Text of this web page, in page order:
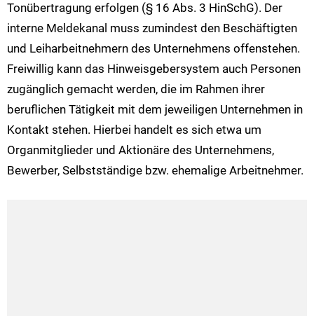
Tonübertragung erfolgen (§ 16 Abs. 3 HinSchG). Der
interne Meldekanal muss zumindest den Beschäftigten
und Leiharbeitnehmern des Unternehmens offenstehen.
Freiwillig kann das Hinweisgebersystem auch Personen
zugänglich gemacht werden, die im Rahmen ihrer
beruflichen Tätigkeit mit dem jeweiligen Unternehmen in
Kontakt stehen. Hierbei handelt es sich etwa um
Organmitglieder und Aktionäre des Unternehmens,
Bewerber, Selbstständige bzw. ehemalige Arbeitnehmer.